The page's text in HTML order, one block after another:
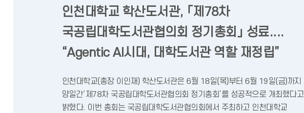
인천대학교 학산도서관, 「제78차
국공립대학도서관협의회 정기총회」 성료....
“Agentic AI시대, 대학도서관 역할 재정립”
인천대학교(총장 이인재) 학산도서관은 6월 18일(목)부터 6월 19일(금)까지
양일간‘제78차 국공립대학도서관협의회 정기총회’를 성공적으로 개최했다고
밝혔다. 이번 총회는 국공립대학도서관협의회에서 주최하고 인천대학교